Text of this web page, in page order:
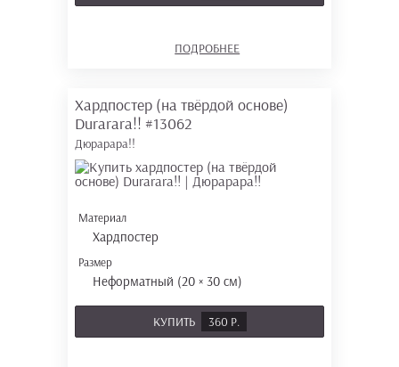
ПОДРОБНЕЕ
Хардпостер (на твёрдой основе)
Durarara!! #13062
Дюрарара!!
Материал
Хардпостер
Размер
Неформатный (20 × 30 см)
КУПИТЬ 360 Р.